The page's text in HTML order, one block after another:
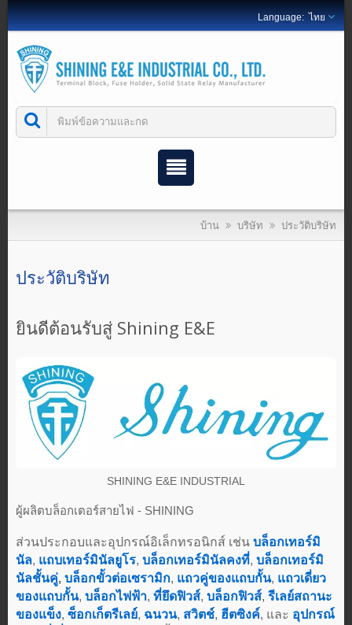
ไทย
บ้าน บริษัท ประวัติบริษัท
ประวัติบริษัท
ยินดีต้อนรับสู่ Shining E&E
SHINING E&E INDUSTRIAL
ผู้ผลิตบล็อกเตอร์สายไฟ - SHINING
ส่วนประกอบและอุปกรณ์อิเล็กทรอนิกส์ เช่น บล็อกเทอร์มิ
นัล, แถบเทอร์มินัลยูโร, บล็อกเทอร์มินัลคงที่, บล็อกเทอร์มิ
นัลชั้นคู่, บล็อกขั้วต่อเซรามิก, แถวคู่ของแถบกั้น, แถวเดี่ยว
ของแถบกั้น, บล็อกไฟฟ้า, ที่ยึดฟิวส์, บล็อกฟิวส์, รีเลย์สถานะ
ของแข็ง, ซ็อกเก็ตรีเลย์, ฉนวน, สวิตช์, ฮีตซิงค์, และ อุปกรณ์